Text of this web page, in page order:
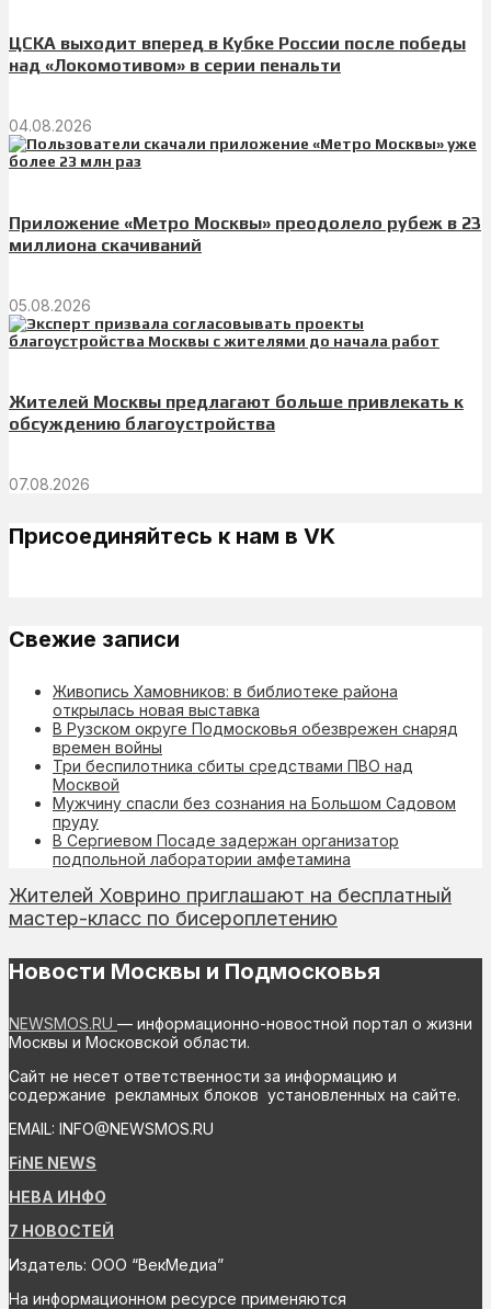
ЦСКА выходит вперед в Кубке России после победы
над «Локомотивом» в серии пенальти
04.08.2026
Приложение «Метро Москвы» преодолело рубеж в 23
миллиона скачиваний
05.08.2026
Жителей Москвы предлагают больше привлекать к
обсуждению благоустройства
07.08.2026
Присоединяйтесь к нам в VK
Свежие записи
Живопись Хамовников: в библиотеке района
открылась новая выставка
В Рузском округе Подмосковья обезврежен снаряд
времен войны
Три беспилотника сбиты средствами ПВО над
Москвой
Мужчину спасли без сознания на Большом Садовом
пруду
В Сергиевом Посаде задержан организатор
подпольной лаборатории амфетамина
Жителей Ховрино приглашают на бесплатный
мастер-класс по бисероплетению
Новости Москвы и Подмосковья
NEWSMOS.RU — информационно-новостной портал о жизни
Москвы и Московской области.
Сайт не несет ответственности за информацию и
содержание рекламных блоков установленных на сайте.
EMAIL: INFO@NEWSMOS.RU
FiNE NEWS
НЕВА ИНФО
7 НОВОСТЕЙ
Издатель: ООО “ВекМедиа”
На информационном ресурсе применяются